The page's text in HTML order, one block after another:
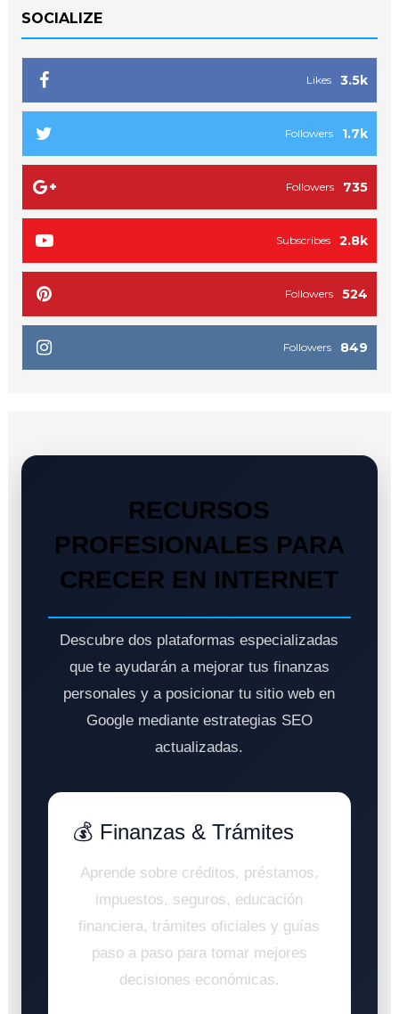
SOCIALIZE
3.5k
Likes
1.7k
Followers
735
Followers
2.8k
Subscribes
524
Followers
849
Followers
RECURSOS
PROFESIONALES PARA
CRECER EN INTERNET
Descubre dos plataformas especializadas
que te ayudarán a mejorar tus finanzas
personales y a posicionar tu sitio web en
Google mediante estrategias SEO
actualizadas.
💰 Finanzas & Trámites
Aprende sobre créditos, préstamos,
impuestos, seguros, educación
financiera, trámites oficiales y guías
paso a paso para tomar mejores
decisiones económicas.